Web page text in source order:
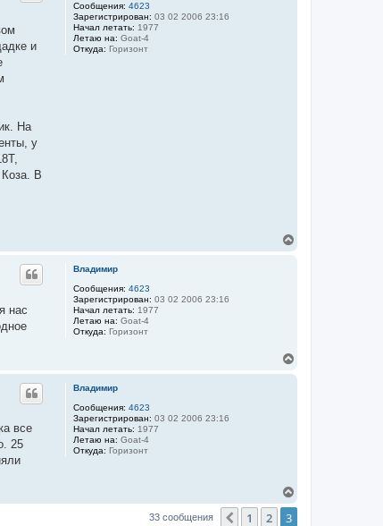
Сообщения: 4623
Зарегистрирован: 03 02 2006 23:16
Начал летать: 1977
Летаю на: Goat-4
Откуда: Горизонт
и
На
у
В
а
Владимир
Сообщения: 4623
Зарегистрирован: 03 02 2006 23:16
Начал летать: 1977
Летаю на: Goat-4
Откуда: Горизонт
нас
ч
Владимир
Сообщения: 4623
Зарегистрирован: 03 02 2006 23:16
Начал летать: 1977
Летаю на: Goat-4
Откуда: Горизонт
все
25
33 сообщения Пред.
1 2 3